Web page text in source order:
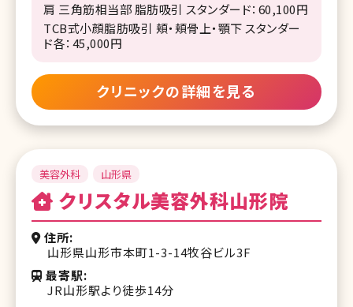
肩 三角筋相当部 脂肪吸引 スタンダード：60,100円
TCB式小顔脂肪吸引 頬・頬骨上・顎下 スタンダー
ド各：45,000円
クリニックの詳細を見る
美容外科 山形県
クリスタル美容外科山形院
住所
山形県山形市本町1-3-14牧谷ビル3F
最寄駅
JR山形駅より徒歩14分